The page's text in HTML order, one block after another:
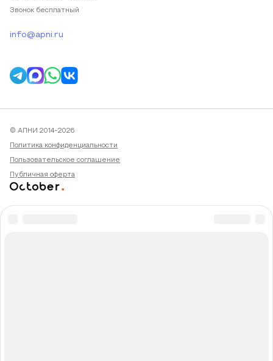
Звонок бесплатный
info@apni.ru
© АПНИ 2014-2026
Политика конфиденциальности
Пользовательское соглашение
Публичная оферта